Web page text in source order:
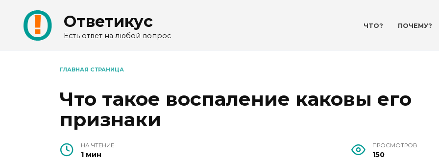
содержанию
Ответикус
Есть ответ на любой вопрос
ЧТО? ПОЧЕМУ?
ГЛАВНАЯ СТРАНИЦА
Что такое воспаление каковы его
признаки
НА ЧТЕНИЕ
1 мин
ПРОСМОТРОВ
150